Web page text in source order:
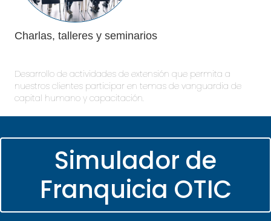
Charlas, talleres y seminarios
Desarrollo de actividades de extensión que permita a
nuestros clientes participar en temas de vanguardia de
capital humano y capacitación.
Simulador de
Franquicia OTIC